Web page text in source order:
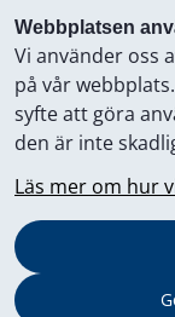
Webbplatsen
Vi använder oss
på vår
syfte att göra
den är inte
Läs mer om hur